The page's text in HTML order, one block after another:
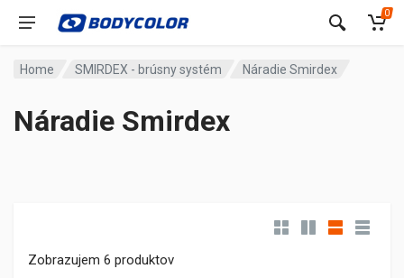
0
Home SMIRDEX - brúsny systém Náradie Smirdex
Náradie Smirdex
Zobrazujem 6 produktov